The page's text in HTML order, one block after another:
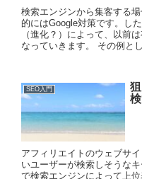
検索エンジンから集客する
的にはGoogle対策です。し
（進化？）によって、以前
なっていきます。 その例と
SEO入門
アフィリエイトのウェブサ
いユーザーが検索しそうな
で検索エンジンによって上